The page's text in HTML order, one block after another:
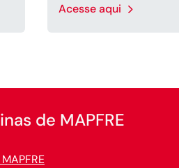
Acesse aqui
de MAPFRE